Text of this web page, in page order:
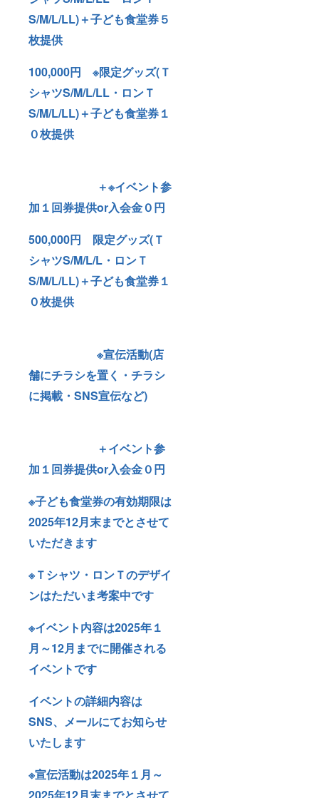
S/M/L/LL)＋子ども食堂券５
枚提供
100,000円 ※限定グッズ(Ｔ
シャツS/M/L/LL・ロンＴ
S/M/L/LL)＋子ども食堂券１
０枚提供
＋※イベント参
加１回券提供or入会金０円
500,000円 限定グッズ(Ｔ
シャツS/M/L/L・ロンＴ
S/M/L/LL)＋子ども食堂券１
０枚提供
※宣伝活動(店
舗にチラシを置く・チラシ
に掲載・SNS宣伝など)
＋イベント参
加１回券提供or入会金０円
※子ども食堂券の有効期限は
2025年12月末までとさせて
いただきます
※Ｔシャツ・ロンＴのデザイ
ンはただいま考案中です
※イベント内容は2025年１
月～12月までに開催される
イベントです
イベントの詳細内容は
SNS、メールにてお知らせ
いたします
※宣伝活動は2025年１月～